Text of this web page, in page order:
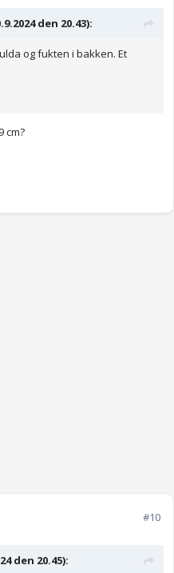
den 20.43):
og fukten i bakken. Et
cm?
#10
den 20.45):